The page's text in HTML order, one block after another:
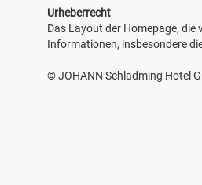
Urheberrecht
Das Layout der Homepage,
Informationen, insbesondere
© JOHANN Schladming Hotel